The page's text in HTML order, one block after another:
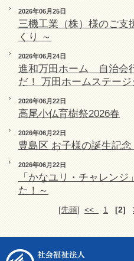
2026年06月25日
三機工業（株）様のご支
くり ～
2026年06月24日
進和万田ホーム 自治
だ！ 万田ホームステー
2026年06月22日
高尾小仏育樹祭2026春
2026年06月22日
豊島区 お子様の誕生記
2026年06月22日
「かなユリ・チャレンジ
た！～
[先頭] << 1 [2]